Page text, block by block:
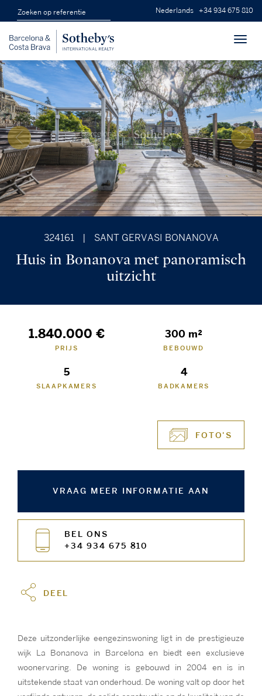
Nederlands +34 934 675 810
324161 SANT GERVASI BONANOVA
Huis in Bonanova met panoramisch
uitzicht
1.840.000 €
PRIJS
300 m²
BEBOUWD
5
SLAAPKAMERS
4
BADKAMERS
FOTO'S
VRAAG MEER INFORMATIE AAN
BEL ONS
+34 934 675 810
DEEL
Deze uitzonderlijke eengezinswoning ligt in de prestigieuze
wijk La Bonanova in Barcelona en biedt een exclusieve
woonervaring. De woning is gebouwd in 2004 en is in
uitstekende staat van onderhoud. De woning valt op door het